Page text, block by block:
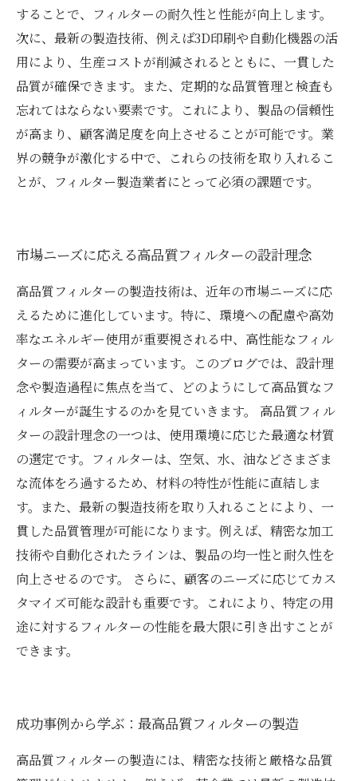
することで、フィルターの耐久性と性能が向上します。
次に、最新の製造技術、例えば3D印刷や自動化機器の活
用により、生産コストが削減されるとともに、一貫した
品質が確保できます。また、定期的な品質管理と検査も
忘れてはならない要素です。これにより、製品の信頼性
が高まり、顧客満足度を向上させることが可能です。業
界の競争が激化する中で、これらの技術を取り入れるこ
とが、フィルター製造業者にとって必須の課題です。
市場ニーズに応える高品質フィルターの設計理念
高品質フィルターの製造技術は、近年の市場ニーズに応
えるために進化しています。特に、環境への配慮や高効
率なエネルギー使用が重要視される中、高性能なフィル
ターの需要が高まっています。このブログでは、設計理
念や製造過程に焦点を当て、どのようにして高品質なフ
ィルターが誕生するのかを見ていきます。 高品質フィル
ターの設計理念の一つは、使用環境に応じた最適な材質
の選定です。フィルターは、空気、水、油などさまざま
な流体をろ過するため、材料の特性が性能に直結しま
す。また、最新の製造技術を取り入れることにより、一
貫した品質管理が可能になります。例えば、精密な加工
技術や自動化されたラインは、製品の均一性と耐久性を
向上させるのです。 さらに、顧客のニーズに応じてカス
タマイズ可能な設計も重要です。これにより、特定の用
途に対するフィルターの性能を最大限に引き出すことが
できます。
成功事例から学ぶ：最高品質フィルターの製造
高品質フィルターの製造には、精密な技術と厳格な品質